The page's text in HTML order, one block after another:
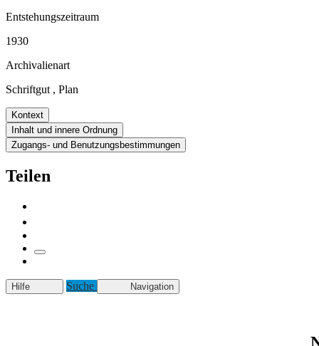
Entstehungszeitraum
1930
Archivalienart
Schriftgut , Plan
Kontext
Inhalt und innere Ordnung
Zugangs- und Benutzungsbestimmungen
Teilen
Hilfe Suche Navigation